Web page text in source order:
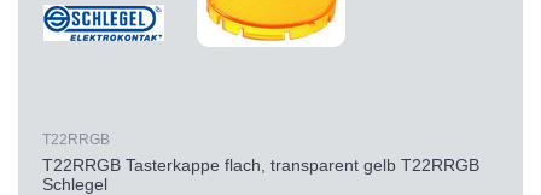
T22RRGB
T22RRGB Tasterkappe flach, transparent gelb T22RRGB
Schlegel